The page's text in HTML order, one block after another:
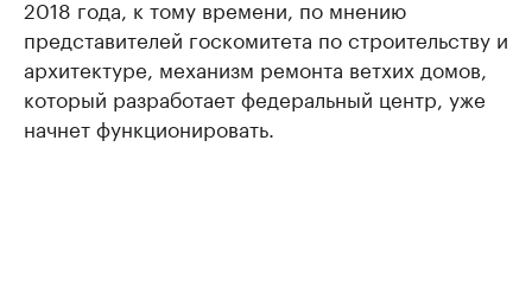
2018 года, к тому времени, по мнению
представителей госкомитета по строительству и
архитектуре, механизм ремонта ветхих домов,
который разработает федеральный центр, уже
начнет функционировать.